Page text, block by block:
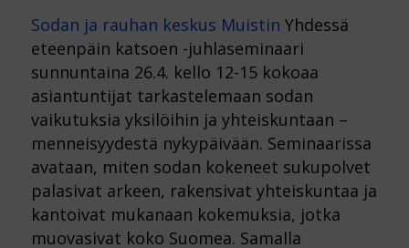
Sodan ja rauhan keskus Muistin Yhdessä
eteenpäin katsoen -juhlaseminaari
sunnuntaina 26.4. kello 12-15 kokoaa
asiantuntijat tarkastelemaan sodan
vaikutuksia yksilöihin ja yhteiskuntaan –
menneisyydestä nykypäivään. Seminaarissa
avataan, miten sodan kokeneet sukupolvet
palasivat arkeen, rakensivat yhteiskuntaa ja
kantoivat mukanaan kokemuksia, jotka
muovasivat koko Suomea. Samalla